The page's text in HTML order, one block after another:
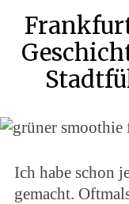
Ich habe schon
gemacht.